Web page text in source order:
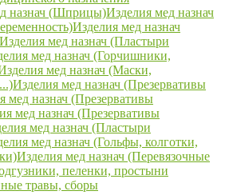
назнач (Шприцы)Изделия мед назнач
Изделия мед назнач
Изделия мед назнач (Пластыри
мед назнач (Горчишники,
мед назнач (Маски,
Изделия мед назнач (Презервативы
мед назнач (Презервативы
мед назнач (Презервативы
мед назнач (Пластыри
мед назнач (Гольфы, колготки,
Изделия мед назнач (Перевязочные
пеленки, простыни
травы, сборы